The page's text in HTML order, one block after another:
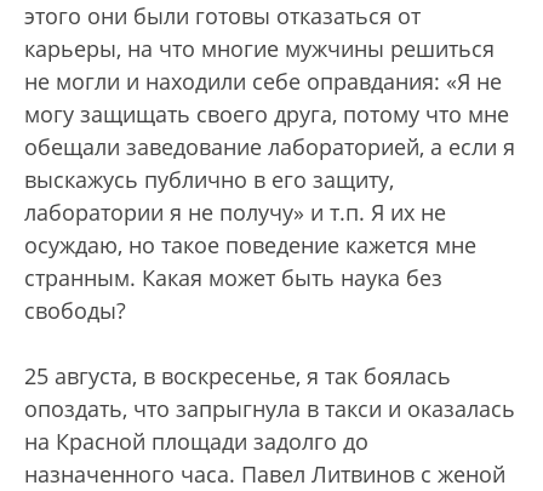
этого они были готовы отказаться от
карьеры, на что многие мужчины решиться
не могли и находили себе оправдания: «Я не
могу защищать своего друга, потому что мне
обещали заведование лабораторией, а если я
выскажусь публично в его защиту,
лаборатории я не получу» и т.п. Я их не
осуждаю, но такое поведение кажется мне
странным. Какая может быть наука без
свободы?
25 августа, в воскресенье, я так боялась
опоздать, что запрыгнула в такси и оказалась
на Красной площади задолго до
назначенного часа. Павел Литвинов с женой